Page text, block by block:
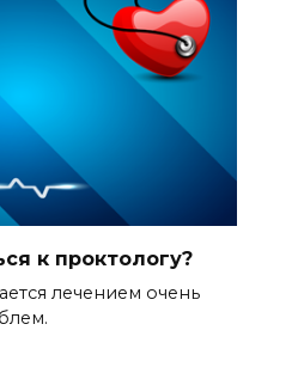
к проктологу?
лечением очень